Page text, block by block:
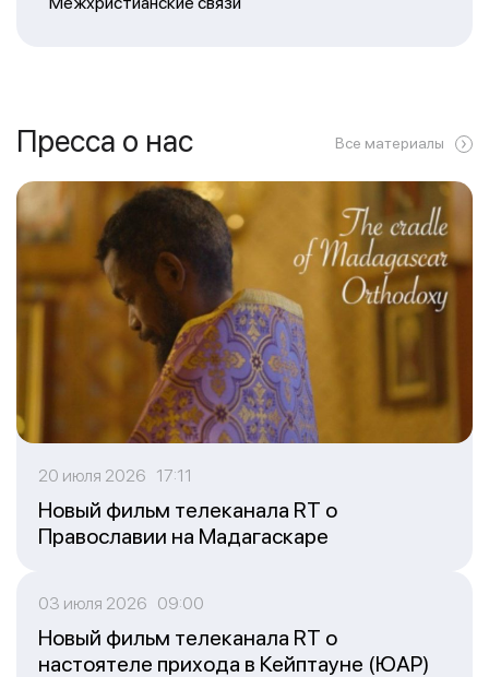
Пресса о нас Все материалы
20 июля 2026 17:11
Новый фильм телеканала RT о
Православии на Мадагаскаре
03 июля 2026 09:00
Новый фильм телеканала RT о
настоятеле прихода в Кейптауне (ЮАР)